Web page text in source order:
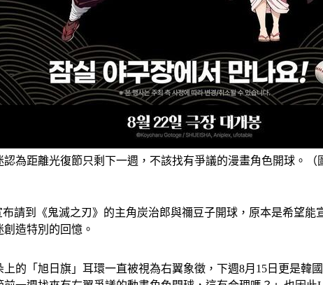
認為距離光復節只剩下一週，不該找有爭議的漫畫角色開球。（
請到《鬼滅之刃》的主角炭治郎與禰豆子開球，原本是希望
造特別的回憶。
的「旭日旗」耳環一直被視為右翼象徵，下週8月15日更是韓